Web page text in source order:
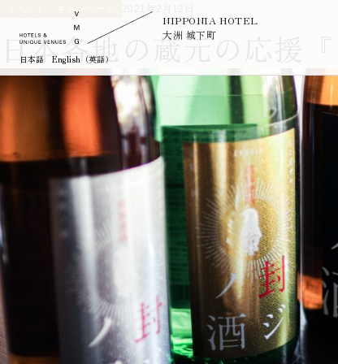
NIPPONIA HOTEL
大洲 城下町
日本語 English（英語）
イベント・キャンペーン 2021年2月12日
日本各地の蔵元の応援